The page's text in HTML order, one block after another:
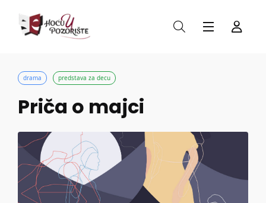
drama predstava za decu
Priča o majci